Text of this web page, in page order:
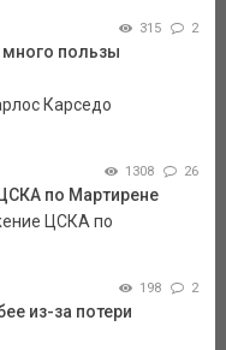
315 2
пользы
Карседо
1308 26
по Мартирене
ЦСКА по
198 2
из-за потери